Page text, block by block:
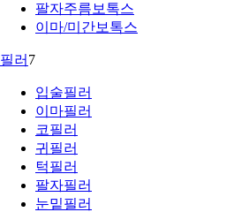
팔자주름보톡스
이마/미간보톡스
필러 7
입술필러
이마필러
코필러
귀필러
턱필러
팔자필러
눈밑필러